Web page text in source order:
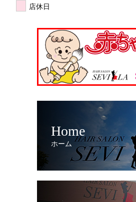
店休日
Home
ホーム